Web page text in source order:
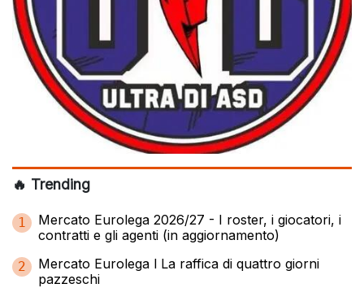
🔥 Trending
1
Mercato Eurolega 2026/27 - I roster, i giocatori, i
contratti e gli agenti (in aggiornamento)
2
Mercato Eurolega l La raffica di quattro giorni
pazzeschi